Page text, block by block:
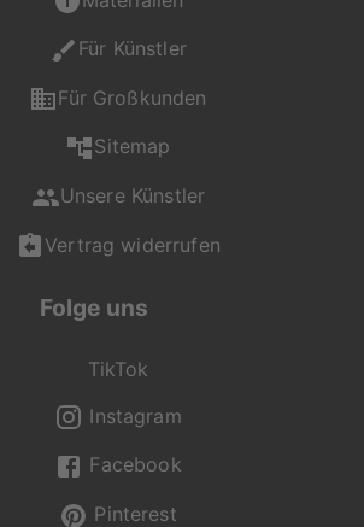
Motiv, Produkt oder
Format hast, ist unser
für dich da und
deiner Auswahl.
Du erreichst uns Mo -
Uhr, Sa - So von 12:00
(0) 2236 329 9695
service@artboxone.de
Für Künstler
Für Großkunden
Sitemap
Unsere Künstler
Vertrag widerrufen
Folge uns
TikTok
Instagram
Facebook
Pinterest